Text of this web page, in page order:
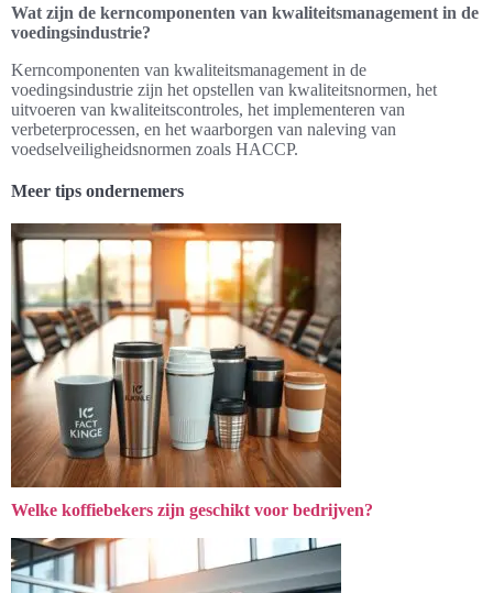
Wat zijn de kerncomponenten van kwaliteitsmanagement in de
voedingsindustrie?
Kerncomponenten van kwaliteitsmanagement in de
voedingsindustrie zijn het opstellen van kwaliteitsnormen, het
uitvoeren van kwaliteitscontroles, het implementeren van
verbeterprocessen, en het waarborgen van naleving van
voedselveiligheidsnormen zoals HACCP.
Meer tips ondernemers
Welke koffiebekers zijn geschikt voor bedrijven?